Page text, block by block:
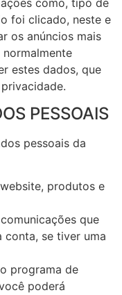
foi clicado, neste e
os anúncios mais
normalmente
estes dados, que
PESSOAIS
pessoais da
produtos e
que
conta, se tiver uma
programa de
poderá